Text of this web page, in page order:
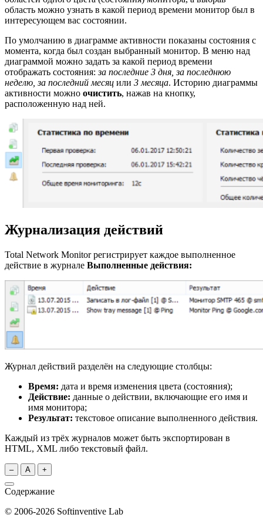
область можно узнать в какой период времени монитор был в
интересующем вас состоянии.
По умолчанию в диаграмме активности показаны состояния с
момента, когда был создан выбранный монитор. В меню над
диаграммой можно задать за какой период времени
отображать состояния:за последние 3 дня, за последнюю
неделю, за последний месяц или 3 месяца. Историю диаграммы
активности можно очистить, нажав на кнопку,
расположенную над ней.
Журнализация действий
Total Network Monitor регистрирует каждое выполненное
действие в журнале Выполненные действия:
Журнал действий разделён на следующие столбцы:
Время: дата и время изменения цвета (состояния);
Действие: данные о действии, включающие его имя и
имя монитора;
Результат: текстовое описание выполненного действия.
Каждый из трёх журналов может быть экспортирован в
HTML, XML либо текстовый файл.
– A +
Содержание
© 2006-2026 Softinventive Lab